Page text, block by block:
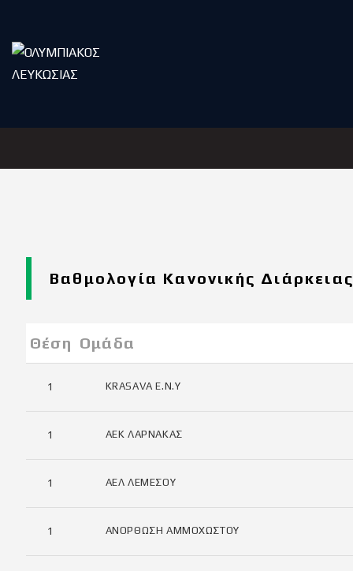
Βαθμολογία Κανονικής Διάρκειας
Θέση Ομάδα
1 KRASAVA Ε.Ν.Y
1 ΑΕΚ ΛΑΡΝΑΚΑΣ
1 ΑΕΛ ΛΕΜΕΣΟΥ
1 ΑΝΟΡΘΩΣΗ ΑΜΜΟΧΩΣΤΟΥ